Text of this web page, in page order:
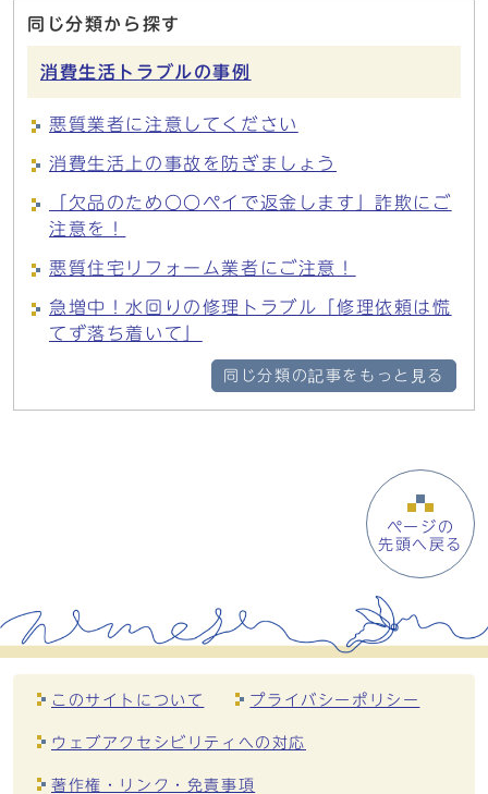
同じ分類から探す
消費生活トラブルの事例
悪質業者に注意してください
消費生活上の事故を防ぎましょう
「欠品のため〇〇ペイで返金します」詐欺にご
注意を！
悪質住宅リフォーム業者にご注意！
急増中！水回りの修理トラブル「修理依頼は慌
てず落ち着いて」
同じ分類の記事をもっと見る
ページの
先頭へ戻る
このサイトについて プライバシーポリシー
ウェブアクセシビリティへの対応
著作権・リンク・免責事項